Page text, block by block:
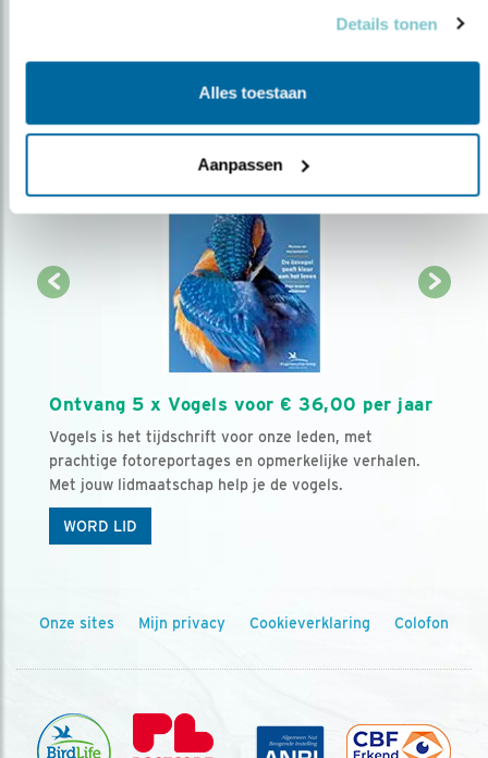
Details tonen
Alles toestaan
Aanpassen
Ontvang 5 x Vogels voor € 36,00 per jaar
Vogels is het tijdschrift voor onze leden, met
prachtige fotoreportages en opmerkelijke verhalen.
Met jouw lidmaatschap help je de vogels.
WORD LID
Onze sites Mijn privacy Cookieverklaring Colofon